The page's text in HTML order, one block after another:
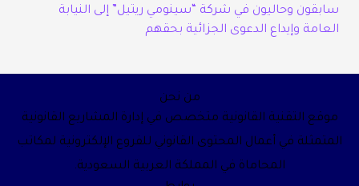
سابقون وحاليون في شركة “سينومي ريتيل” إلى النيابة
العامة وإيداع الدعوى الجزائية بحقهم
من نحن
موقع التقنية القانونية متخصص في إدارة المشاريع القانونية
المتمثلة في أعمال المحتوى القانوني للفروع الإلكترونية لمكاتب
المحاماة في المملكة العربية السعودية.